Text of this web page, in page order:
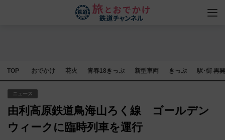
TOP おでかけ 花火 青春18きっぷ 新型車両 きっぷ 駅･街 再
ニュース
由利高原鉄道鳥海山ろく線 ゴールデン
ウィークに臨時列車を運行